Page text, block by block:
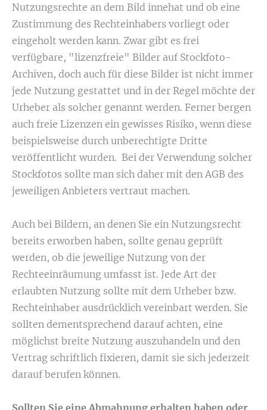
Nutzungsrechte an dem Bild innehat und ob eine
Zustimmung des Rechteinhabers vorliegt oder
eingeholt werden kann. Zwar gibt es frei
verfügbare, "lizenzfreie" Bilder auf Stockfoto-
Archiven, doch auch für diese Bilder ist nicht immer
jede Nutzung gestattet und in der Regel möchte der
Urheber als solcher genannt werden. Ferner bergen
auch freie Lizenzen ein gewisses Risiko, wenn diese
beispielsweise durch unberechtigte Dritte
veröffentlicht wurden. Bei der Verwendung solcher
Stockfotos sollte man sich daher mit den AGB des
jeweiligen Anbieters vertraut machen.
Auch bei Bildern, an denen Sie ein Nutzungsrecht
bereits erworben haben, sollte genau geprüft
werden, ob die jeweilige Nutzung von der
Rechteeinräumung umfasst ist. Jede Art der
erlaubten Nutzung sollte mit dem Urheber bzw.
Rechteinhaber ausdrücklich vereinbart werden. Sie
sollten dementsprechend darauf achten, eine
möglichst breite Nutzung auszuhandeln und den
Vertrag schriftlich fixieren, damit sie sich jederzeit
darauf berufen können.
Sollten Sie eine Abmahnung erhalten haben oder